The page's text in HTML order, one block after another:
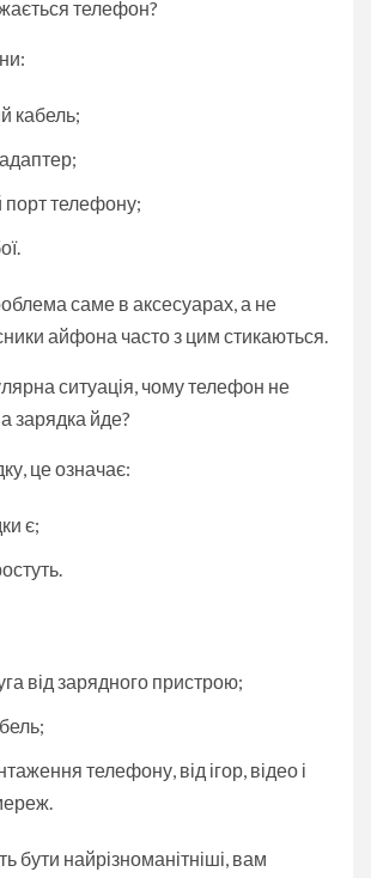
телефон?
кабель;
порт телефону;
саме в аксесуарах, а не
айфона часто з цим стикаються.
ситуація, чому телефон не
зарядка йде?
це означає:
є;
від зарядного пристрою;
телефону, від ігор, відео і
бути найрізноманітніші, вам